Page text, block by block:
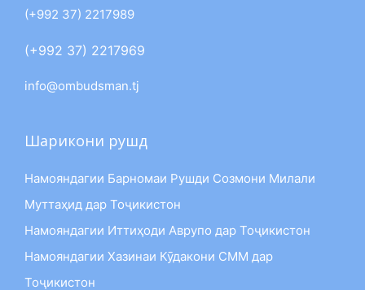
(+992 37) 2217989
(+992 37) 2217969
info@ombudsman.tj
Шарикони рушд
Намояндагии Барномаи Рушди Созмони Милали
Муттаҳид дар Тоҷикистон
Намояндагии Иттиҳоди Аврупо дар Тоҷикистон
Намояндагии Хазинаи Кӯдакони СММ дар
Тоҷикистон